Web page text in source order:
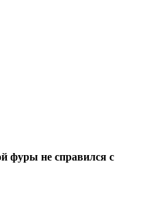
фуры не справился с